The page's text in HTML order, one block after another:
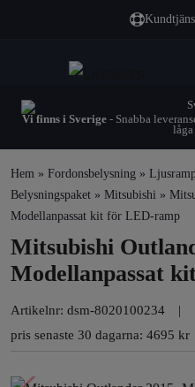
Vi finns i Sverige - Snabba
Hem » Fordonsbelysning »
Belysningspaket » Mitsubishi »
Modellanpassat kit för LED-ramp
Mitsubishi
Modellanpassat
Artikelnr: dsm-8020100234
pris senaste 30 dagarna: 4695 kr